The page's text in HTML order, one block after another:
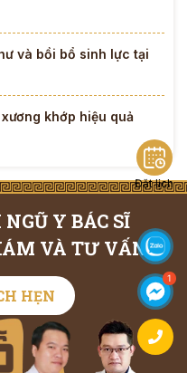
và bồi bổ sinh lực tại
khớp hiệu quả
Y BÁC SĨ
VÀ TƯ VẤN
HẸN
Đặt lịch